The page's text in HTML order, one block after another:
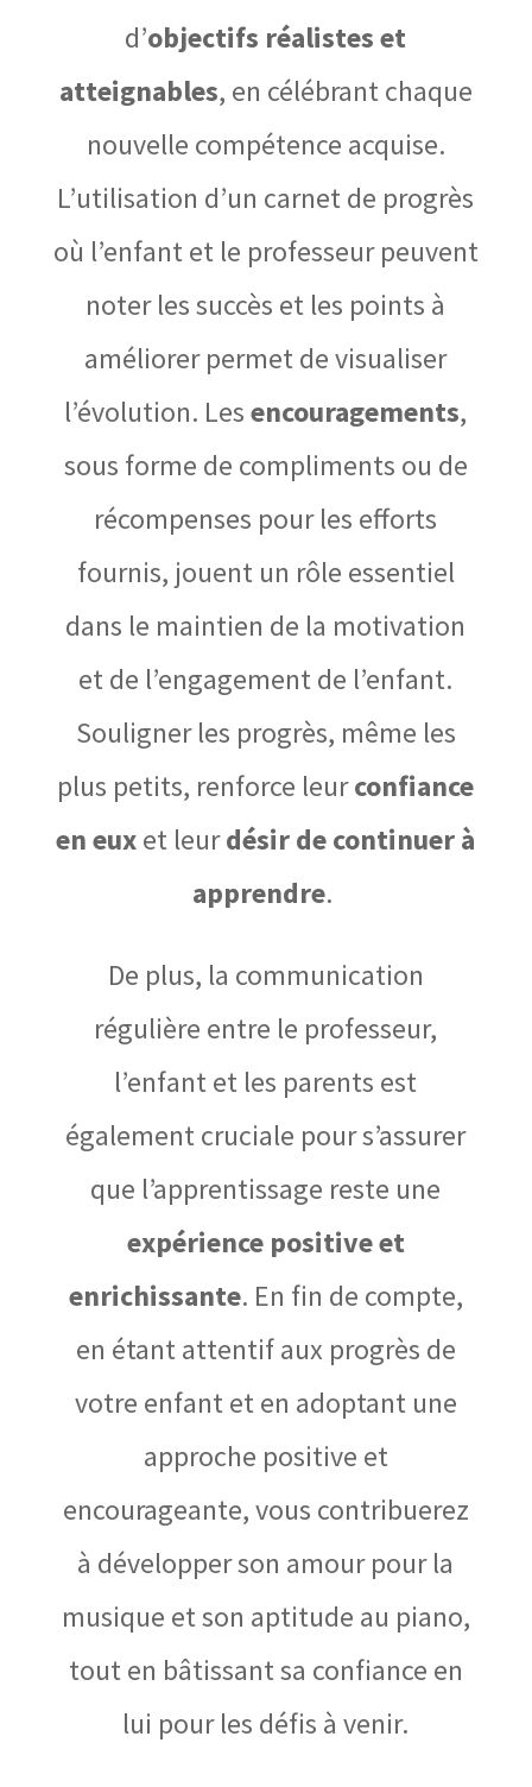
d’objectifs réalistes et
atteignables, en célébrant chaque
nouvelle compétence acquise.
L’utilisation d’un carnet de progrès
où l’enfant et le professeur peuvent
noter les succès et les points à
améliorer permet de visualiser
l’évolution. Lesencouragements,
sous forme de compliments ou de
récompenses pour les efforts
fournis, jouent un rôle essentiel
dans le maintien de la motivation
et de l’engagement de l’enfant.
Souligner les progrès, même les
plus petits, renforce leurconfiance
en euxet leurdésir de continuer à
apprendre.
De plus, la communication
régulière entre le professeur,
l’enfant et les parents est
également cruciale pour s’assurer
que l’apprentissage reste une
expérience positive et
enrichissante. En fin de compte,
en étant attentif aux progrès de
votre enfant et en adoptant une
approche positive et
encourageante, vous contribuerez
à développer son amour pour la
musique et son aptitude au piano,
tout en bâtissant sa confiance en
lui pour les défis à venir.